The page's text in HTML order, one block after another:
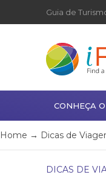
Guia de
CONHEÇA
Home → Dicas de
DICAS DE